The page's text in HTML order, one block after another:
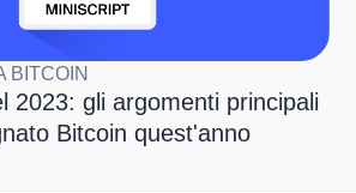
BITCOIN
2023: gli argomenti principali
Bitcoin quest'anno